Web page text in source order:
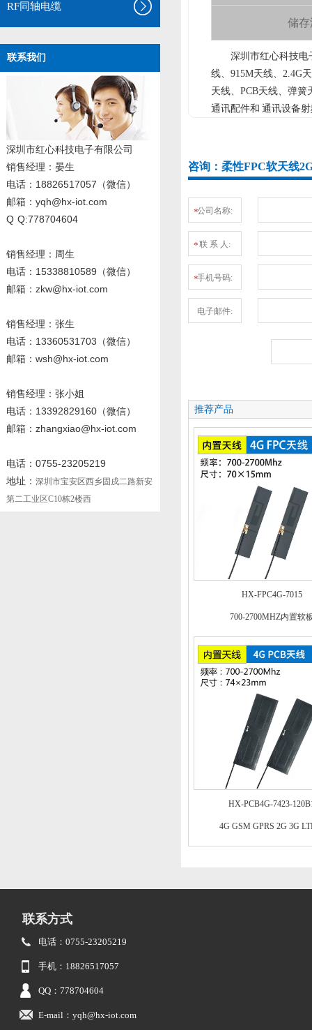
RF同轴电缆
联系我们
深圳市红心科技电子有限公司
销售经理 ：晏生
电话：18826517057（微信）
邮箱：yqh@hx-iot.com
Q Q:778704604
销售经理：周生
电话 ：15338810589 （微信）
邮箱：zkw@hx-iot.com
销售经理：张生
电话 ：13360531703 （微信）
邮箱：wsh@hx-iot.com
销售经理：张小姐
电话 ：13392829160 （微信）
邮箱：zhangxiao@hx-iot.com
电话：0755-23205219
地址： 深圳市宝安区西乡固戍二路新安
第二工业区C10栋2楼西
储存
深圳市红心科技电
线、915M天线、2.4G
天线、PCB天线、弹
通讯配件和 通讯设备
咨询：柔性FPC软天线
*公司名称:
*联 系 人:
*手机号码:
电子邮件:
推荐产品
HX-FPC4G-7015
700-2700MHZ内置软
HX-PCB4G-7423-
4G GSM GPRS 2G 3G
联系方式
电话：0755-23205219
手机：18826517057
QQ：778704604
E-mail：yqh@hx-iot.com